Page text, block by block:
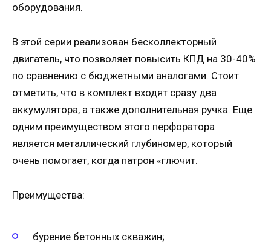
оборудования.
В этой серии реализован бесколлекторный
двигатель, что позволяет повысить КПД на 30-40%
по сравнению с бюджетными аналогами. Стоит
отметить, что в комплект входят сразу два
аккумулятора, а также дополнительная ручка. Еще
одним преимуществом этого перфоратора
является металлический глубиномер, который
очень помогает, когда патрон «глючит.
Преимущества:
бурение бетонных скважин;